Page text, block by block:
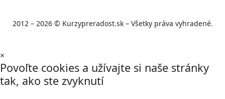
2012 – 2026 © Kurzypreradost.sk – Všetky práva vyhradené.
×
Povoľte cookies a užívajte si naše stránky
tak, ako ste zvyknutí